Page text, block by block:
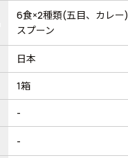
6食×2種類(五目、カレー)
スプーン
日本
1箱
-
-